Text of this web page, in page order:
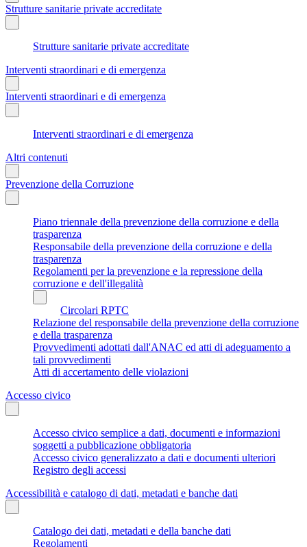
Strutture sanitarie private accreditate
Strutture sanitarie private accreditate
Interventi straordinari e di emergenza
Interventi straordinari e di emergenza
Interventi straordinari e di emergenza
Altri contenuti
Prevenzione della Corruzione
Piano triennale della prevenzione della corruzione e della
trasparenza
Responsabile della prevenzione della corruzione e della
trasparenza
Regolamenti per la prevenzione e la repressione della
corruzione e dell'illegalità
Circolari RPTC
Relazione del responsabile della prevenzione della corruzione
e della trasparenza
Provvedimenti adottati dall'ANAC ed atti di adeguamento a
tali provvedimenti
Atti di accertamento delle violazioni
Accesso civico
Accesso civico semplice a dati, documenti e informazioni
soggetti a pubblicazione obbligatoria
Accesso civico generalizzato a dati e documenti ulteriori
Registro degli accessi
Accessibilità e catalogo di dati, metadati e banche dati
Catalogo dei dati, metadati e della banche dati
Regolamenti